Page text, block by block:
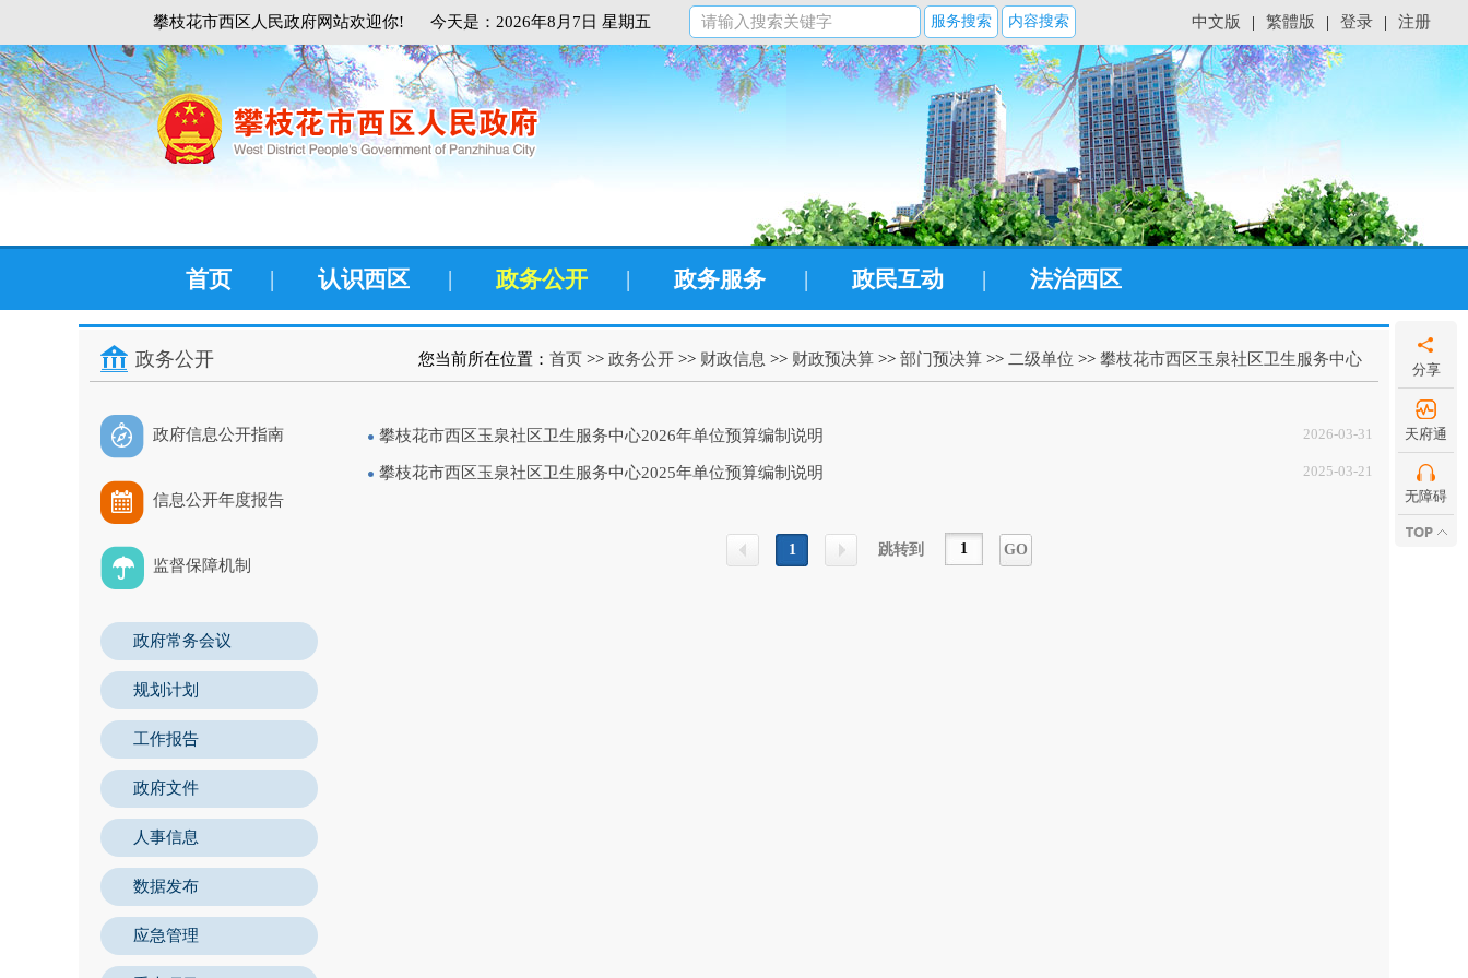
攀枝花市西区人民政府网站欢迎你! 今天是：2026年8月7日 星期五 服务搜索 内容搜索 中文版 | 繁體版 | 登录 | 注册
首页 | 认识西区 | 政务公开 | 政务服务 | 政民互动 | 法治西区
政务公开 您当前所在位置： 首页 >> 政务公开 >> 财政信息 >> 财政预决算 >> 部门预决算 >> 二级单位 >> 攀枝花市西区玉泉社区卫生服务中心
政府信息公开指南
信息公开年度报告
监督保障机制
政府常务会议
规划计划
工作报告
政府文件
人事信息
数据发布
应急管理
攀枝花市西区玉泉社区卫生服务中心2026年单位预算编制说明 2026-03-31
攀枝花市西区玉泉社区卫生服务中心2025年单位预算编制说明 2025-03-21
1 跳转到 GO
分享
天府通
无障碍